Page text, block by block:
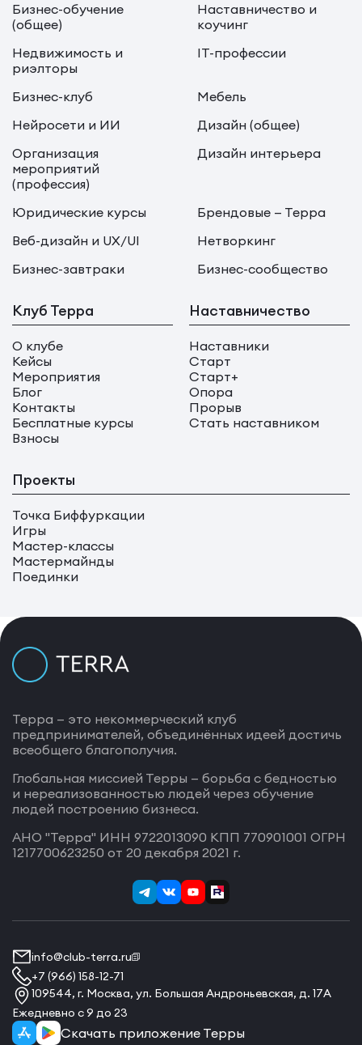
Бизнес-обучение
(общее)
Наставничество и
коучинг
Недвижимость и
риэлторы
IT-профессии
Бизнес-клуб
Мебель
Нейросети и ИИ
Дизайн (общее)
Организация
мероприятий
(профессия)
Дизайн интерьера
Юридические курсы
Брендовые — Терра
Веб-дизайн и UX/UI
Нетворкинг
Бизнес-завтраки
Бизнес-сообщество
Клуб Терра
О клубе
Кейсы
Мероприятия
Блог
Контакты
Бесплатные курсы
Взносы
Наставничество
Наставники
Старт
Старт+
Опора
Прорыв
Стать наставником
Проекты
Точка Биффуркации
Игры
Мастер-классы
Мастермайнды
Поединки
Терра — это некоммерческий клуб
предпринимателей, объединённых идеей достичь
всеобщего благополучия.
Глобальная миссией Терры — борьба с бедностью
и нереализованностью людей через обучение
людей построению бизнеса.
АНО "Терра" ИНН 9722013090 КПП 770901001 ОГРН
1217700623250 от 20 декабря 2021 г.
info@club-terra.ru
+7 (966) 158-12-71
109544, г. Москва, ул. Большая Андроньевская, д. 17А
Ежедневно с 9 до 23
Скачать приложение Терры